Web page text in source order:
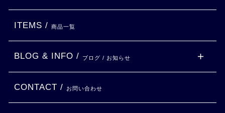
ITEMS / 商品一覧
BLOG & INFO / ブログ / お知らせ
CONTACT / お問い合わせ